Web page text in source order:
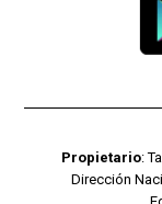
Propietario:
Dirección